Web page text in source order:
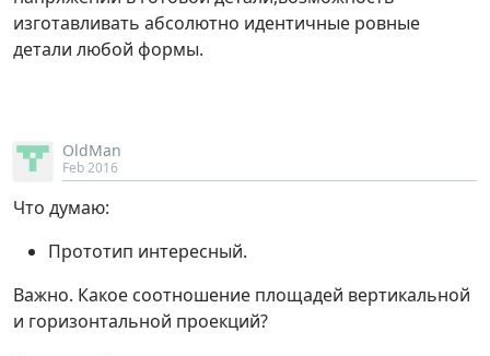
изготавливать абсолютно идентичные ровные
детали любой формы.
OldMan
Feb 2016
Что думаю:
Прототип интересный.
Важно. Какое соотношение площадей вертикальной
и горизонтальной проекций?